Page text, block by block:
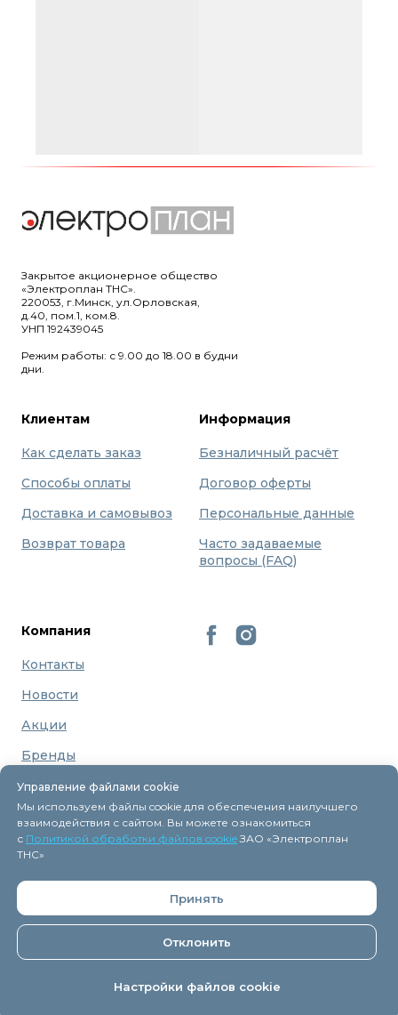
Управление файлами cookie
Мы используем файлы cookie для обеспечения наилучшего
взаимодействия с сайтом. Вы можете ознакомиться
с Политикой обработки файлов cookieЗАО «Электроплан
ТНС»
Принять
Отклонить
Настройки файлов cookie
Закрытое акционерное общество
«Электроплан ТНС».
220053, г.Минск, ул.Орловская,
д.40, пом.1, ком.8.
УНП 192439045
Режим работы: с 9.00 до 18.00 в будни
дни.
Клиентам
Как сделать заказ
Способы оплаты
Доставка и самовывоз
Возврат товара
Информация
Безналичный расчёт
Договор оферты
Персональные данные
Часто задаваемые
вопросы (FAQ)
Компания
Контакты
Новости
Акции
Бренды
О нас
Регистрация в торговом реестре 9 декабря 2015г.
Дата включения сведений об интернет-магазине
eplan.by в Торговый реестр Республики Беларусь -
11.04.2018, № регистрации 41254.
ЗАО "Электроплан ТНС" © 2005-2026.